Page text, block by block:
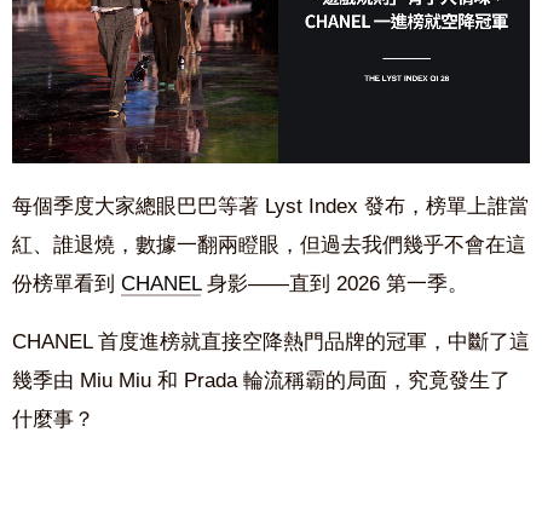
每個季度大家總眼巴巴等著 Lyst Index 發布，榜單上誰當
紅、誰退燒，數據一翻兩瞪眼，但過去我們幾乎不會在這
份榜單看到 CHANEL身影——直到 2026 第一季。
CHANEL 首度進榜就直接空降熱門品牌的冠軍，中斷了這
幾季由 Miu Miu 和 Prada 輪流稱霸的局面，究竟發生了
什麼事？